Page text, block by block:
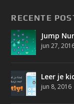
RECENTE
Jump
jun 27,
Leer je
jun 8, 2016